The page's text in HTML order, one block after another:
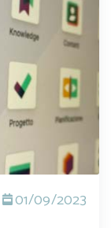
01/09/2023